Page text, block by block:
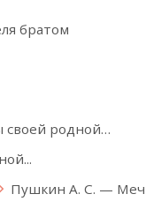
братом
родной…
Пушкин А. С. —